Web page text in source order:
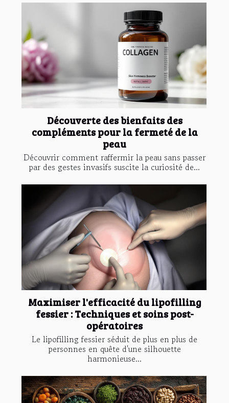
Découverte des bienfaits des
compléments pour la fermeté de la
peau
Découvrir comment raffermir la peau sans passer
par des gestes invasifs suscite la curiosité de...
Maximiser l'efficacité du lipofilling
fessier : Techniques et soins post-
opératoires
Le lipofilling fessier séduit de plus en plus de
personnes en quête d'une silhouette
harmonieuse...